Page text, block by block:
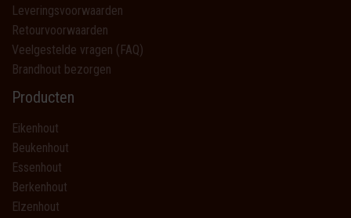
Leveringsvoorwaarden
Retourvoorwaarden
Veelgestelde vragen (FAQ)
Brandhout bezorgen
Producten
Eikenhout
Beukenhout
Essenhout
Berkenhout
Elzenhout